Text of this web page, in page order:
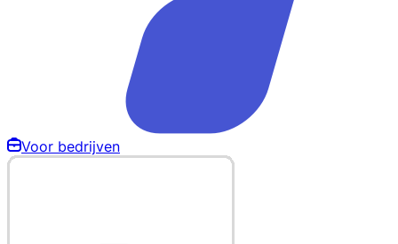
Voor bedrijven